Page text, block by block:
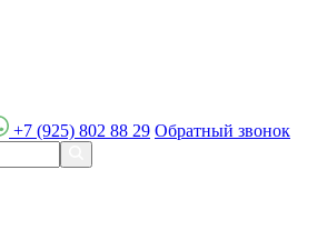
+7 (925) 802 88 29 Обратный звонок